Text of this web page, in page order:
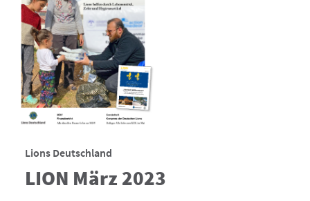
Lions Deutschland
LION März 2023